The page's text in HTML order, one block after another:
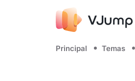
Principal Temas